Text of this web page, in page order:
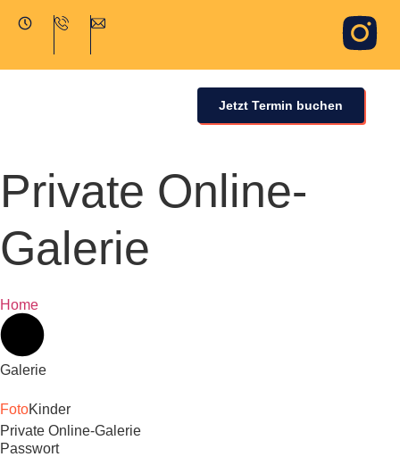
Jetzt Termin buchen
Private Online-
Galerie
Home
Galerie
FotoKinder
Private Online-Galerie
Passwort